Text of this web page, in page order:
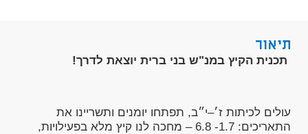
תיאור
תכנית הקיץ במנ"ש בני ברית יוצאת לדרך!
עולים לכיתות ז׳–י״ב, תפתחו יומנים ותשריינו את
התאריכים: 1.7- 6.8 – מחכה לנו קיץ מלא בפעילויות,